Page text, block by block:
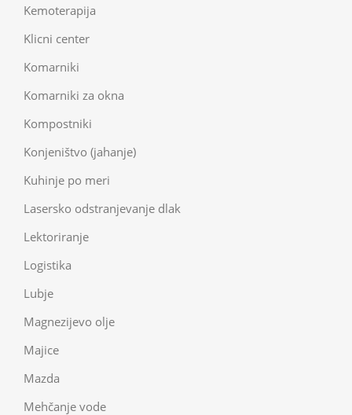
Kemoterapija
Klicni center
Komarniki
Komarniki za okna
Kompostniki
Konjeništvo (jahanje)
Kuhinje po meri
Lasersko odstranjevanje dlak
Lektoriranje
Logistika
Lubje
Magnezijevo olje
Majice
Mazda
Mehčanje vode